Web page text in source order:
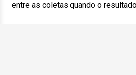
entre as coletas quando o